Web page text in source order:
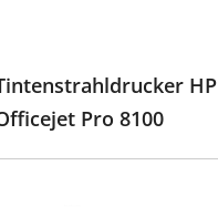
HP
Pro 8100